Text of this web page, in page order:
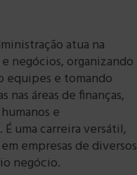
atua na
negócios, organizando
equipes e tomando
nas áreas de finanças,
e
uma carreira versátil,
empresas de diversos
negócio.